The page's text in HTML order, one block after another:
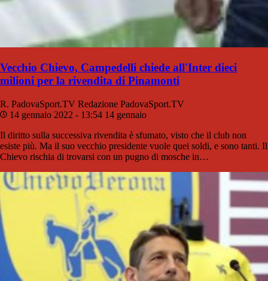
Vecchio Chievo, Campedelli chiede all'Inter dieci
milioni per la rivendita di Pinamonti
R. PadovaSport.TV Redazione PadovaSport.TV
14 gennaio 2022 - 13:54 14 gennaio
Il diritto sulla successiva rivendita è sfumato, visto che il club non
esiste più. Ma il suo vecchio presidente vuole quei soldi, e sono tanti. Il
Chievo rischia di trovarsi con un pugno di mosche in…